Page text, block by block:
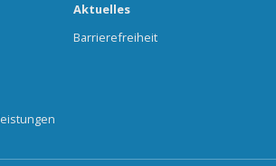
Aktuelles
Barrierefreiheit